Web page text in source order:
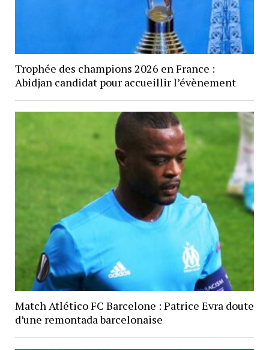
Trophée des champions 2026 en France :
Abidjan candidat pour accueillir l’évènement
Match Atlético FC Barcelone : Patrice Evra doute
d’une remontada barcelonaise